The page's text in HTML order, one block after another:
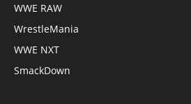
WWE RAW
WrestleMania
WWE NXT
SmackDown